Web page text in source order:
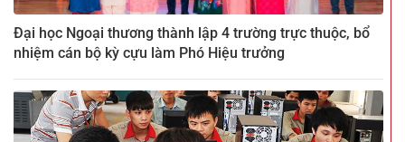
Đại học Ngoại thương thành lập 4 trường trực thuộc, bổ
nhiệm cán bộ kỳ cựu làm Phó Hiệu trưởng